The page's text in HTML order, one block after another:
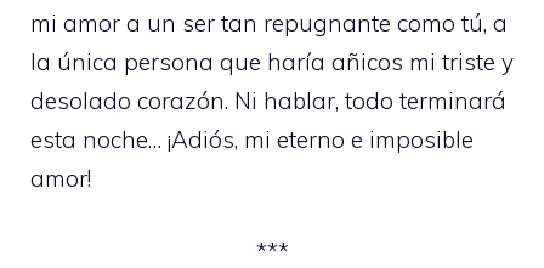
mi amor a un ser tan repugnante como tú, a
la única persona que haría añicos mi triste y
desolado corazón. Ni hablar, todo terminará
esta noche… ¡Adiós, mi eterno e imposible
amor!
***